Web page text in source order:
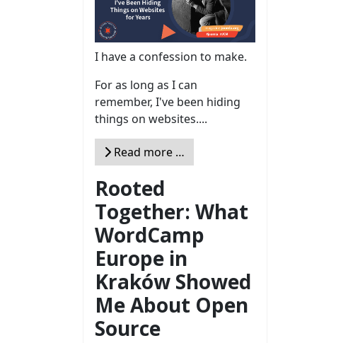
I have a confession to make.
For as long as I can
remember, I've been hiding
things on websites....
Read more …
Rooted
Together: What
WordCamp
Europe in
Kraków Showed
Me About Open
Source